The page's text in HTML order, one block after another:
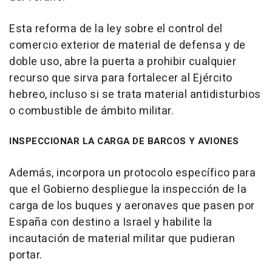
Esta reforma de la ley sobre el control del
comercio exterior de material de defensa y de
doble uso, abre la puerta a prohibir cualquier
recurso que sirva para fortalecer al Ejército
hebreo, incluso si se trata material antidisturbios
o combustible de ámbito militar.
INSPECCIONAR LA CARGA DE BARCOS Y AVIONES
Además, incorpora un protocolo específico para
que el Gobierno despliegue la inspección de la
carga de los buques y aeronaves que pasen por
España con destino a Israel y habilite la
incautación de material militar que pudieran
portar.